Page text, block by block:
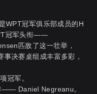
WPT冠军俱乐部成员的H
冠军头衔——
匹敌了这一壮举，
决赛桌组成丰富多彩，
冠军。
—— Daniel Negreanu。